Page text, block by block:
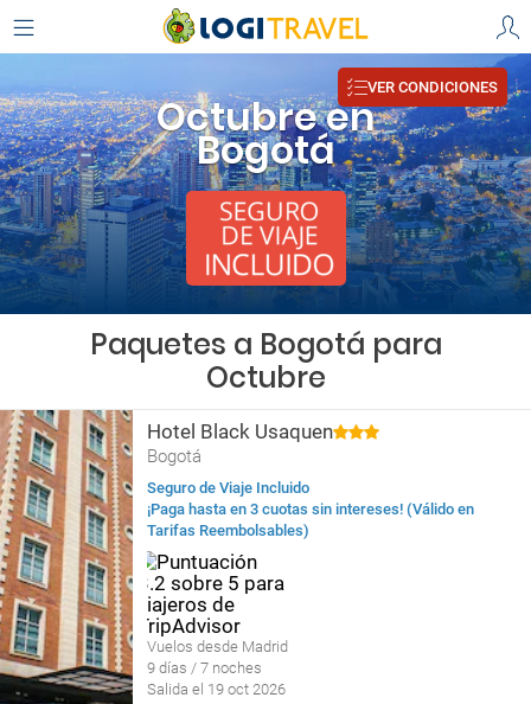
Octubre en
Bogotá
VER CONDICIONES
Paquetes a Bogotá para
Octubre
Hotel Black Usaquen
Bogotá
Seguro de Viaje Incluido
¡Paga hasta en 3 cuotas sin intereses! (Válido en
Tarifas Reembolsables)
Vuelos desde Madrid
9 días / 7 noches
Salida el 19 oct 2026